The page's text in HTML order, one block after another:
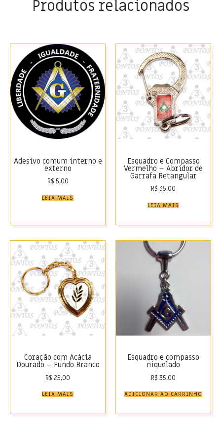
Produtos relacionados
Adesivo comum interno e
externo
R$ 5,00
LEIA MAIS
Esquadro e Compasso
Vermelho – Abridor de
Garrafa Retangular
R$ 35,00
LEIA MAIS
Coração com Acácia
Dourado – Fundo Branco
R$ 25,00
LEIA MAIS
Esquadro e compasso
niquelado
R$ 35,00
ADICIONAR AO CARRINHO